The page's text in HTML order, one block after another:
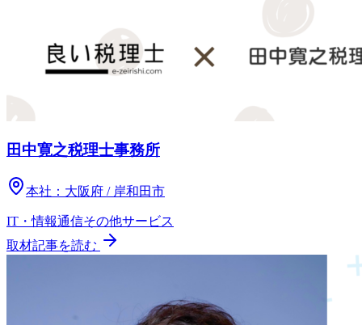
田中寛之税理士事務所
本社： 大阪府 / 岸和田市
IT・情報通信その他サービス
取材記事を読む